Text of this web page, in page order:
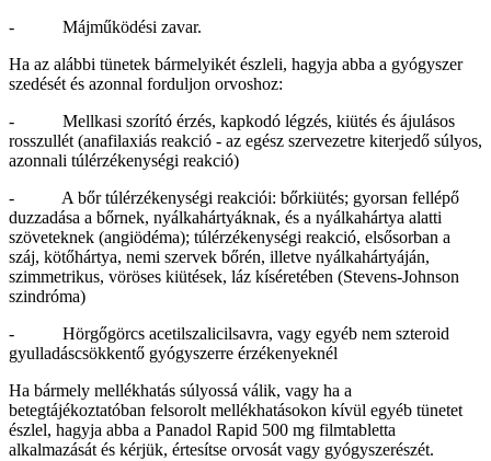
- Májműködési zavar.
Ha az alábbi tünetek bármelyikét észleli, hagyja abba a gyógyszer
szedését és azonnal forduljon orvoshoz:
- Mellkasi szorító érzés, kapkodó légzés, kiütés és ájulásos
rosszullét (anafilaxiás reakció - az egész szervezetre kiterjedő súlyos,
azonnali túlérzékenységi reakció)
- A bőr túlérzékenységi reakciói: bőrkiütés; gyorsan fellépő
duzzadása a bőrnek, nyálkahártyáknak, és a nyálkahártya alatti
szöveteknek (angiödéma); túlérzékenységi reakció, elsősorban a
száj, kötőhártya, nemi szervek bőrén, illetve nyálkahártyáján,
szimmetrikus, vöröses kiütések, láz kíséretében (Stevens-Johnson
szindróma)
- Hörgőgörcs acetilszalicilsavra, vagy egyéb nem szteroid
gyulladáscsökkentő gyógyszerre érzékenyeknél
Ha bármely mellékhatás súlyossá válik, vagy ha a
betegtájékoztatóban felsorolt mellékhatásokon kívül egyéb tünetet
észlel, hagyja abba a Panadol Rapid 500 mg filmtabletta
alkalmazását és kérjük, értesítse orvosát vagy gyógyszerészét.